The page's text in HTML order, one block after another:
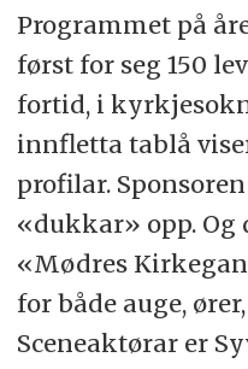
Programmet på
først for seg 150
fortid, i
innfletta tablå
profilar.
«dukkar» opp.
«Mødres
for både auge,
Sceneaktørar er